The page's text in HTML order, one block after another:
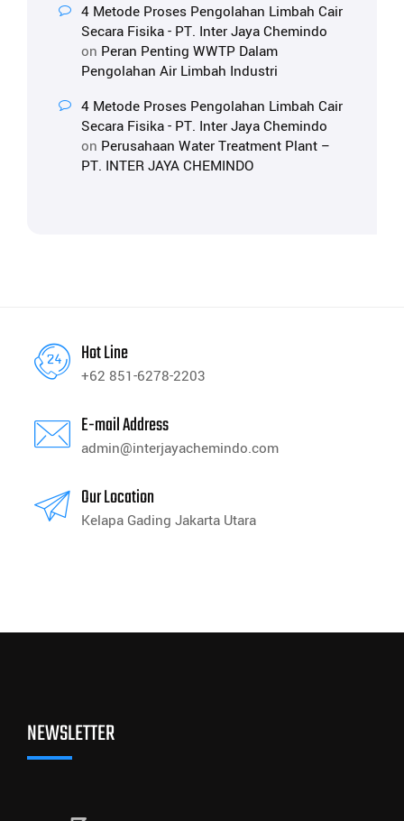
4 Metode Proses Pengolahan Limbah Cair
Secara Fisika - PT. Inter Jaya Chemindo
on Peran Penting WWTP Dalam
Pengolahan Air Limbah Industri
4 Metode Proses Pengolahan Limbah Cair
Secara Fisika - PT. Inter Jaya Chemindo
on Perusahaan Water Treatment Plant –
PT. INTER JAYA CHEMINDO
Hot Line
+62 851-6278-2203
E-mail Address
admin@interjayachemindo.com
Our Location
Kelapa Gading Jakarta Utara
NEWSLETTER